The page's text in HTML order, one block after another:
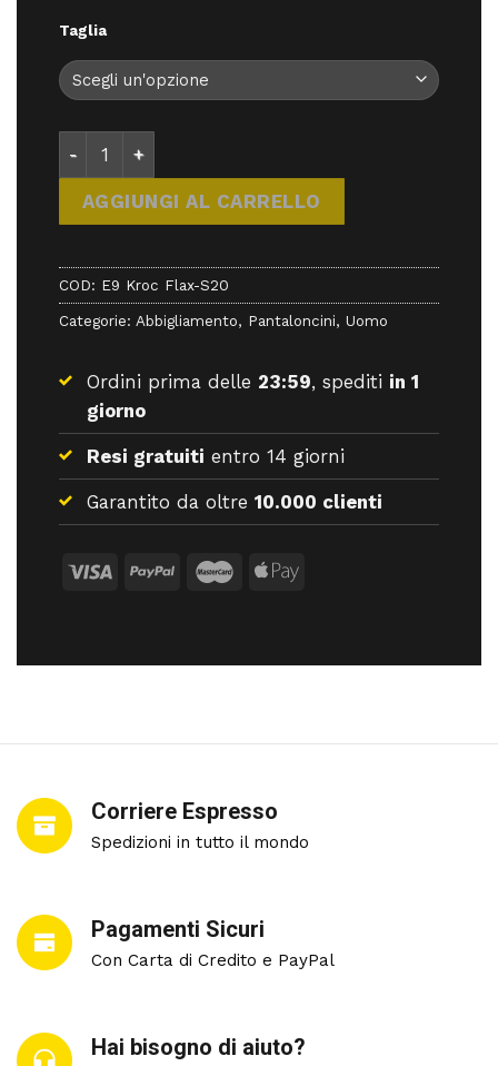
Taglia
AGGIUNGI AL CARRELLO
COD: E9 Kroc Flax-S20
Categorie: Abbigliamento, Pantaloncini, Uomo
Ordini prima delle 23:59, spediti in 1
giorno
Resi gratuiti entro 14 giorni
Garantito da oltre 10.000 clienti
Corriere Espresso
Spedizioni in tutto il mondo
Pagamenti Sicuri
Con Carta di Credito e PayPal
Hai bisogno di aiuto?